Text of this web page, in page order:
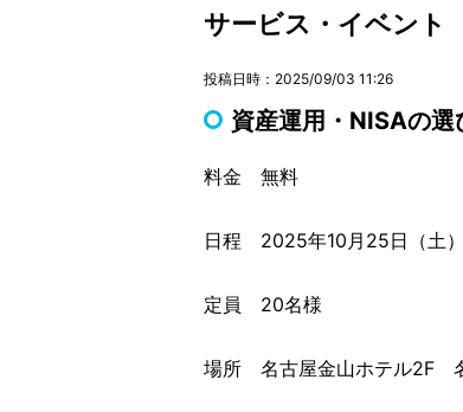
サービス・イベント
投稿日時：2025/09/03 11:26
資産運用・NISAの選
料金 無料
日程 2025年10月25日（土
定員 20名様
場所 名古屋金山ホテル2F